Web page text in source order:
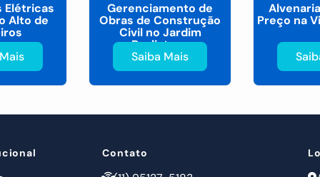
Elétricas
Alto de
Gerenciamento de
Obras de Construção
Civil no Jardim
Paulistano
Saiba Mais
Preço na
Contato